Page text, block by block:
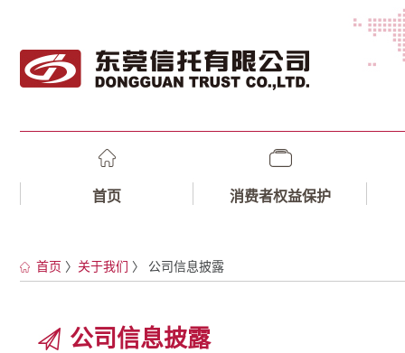
首页 消费者权益保护
首页 〉 关于我们 〉 公司信息披露
公司信息披露